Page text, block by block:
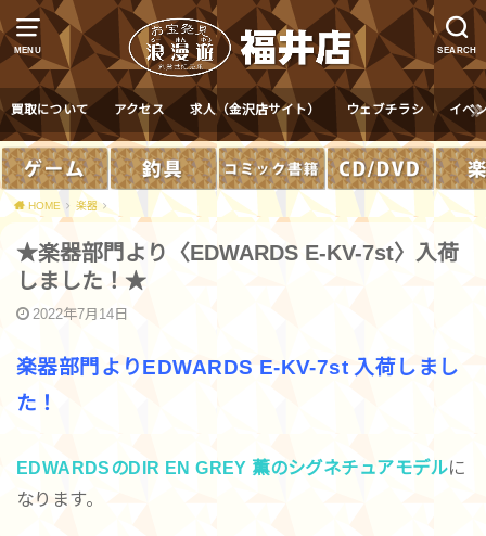
MENU SEARCH
買取について アクセス 求人（金沢店サイト） ウェブチラシ イベ
HOME 楽器
★楽器部門より〈EDWARDS E-KV-7st〉入荷
しました！★
2022年7月14日
楽器部門よりEDWARDS E-KV-7st 入荷しまし
た！
EDWARDSのDIR EN GREY 薫のシグネチュアモデルに
なります。